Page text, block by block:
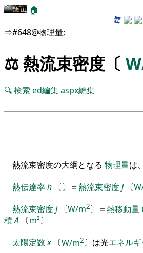
🏠
⇒#648@物理量;
⚖️ 熱流束密度〔
🔍検索 ed編集aspx編集
熱流束密度の大綱となる 物理量は、
熱伝達率h 〔〕 ＝熱流束密度J〔
熱流束密度J〔W/m2〕 ＝熱移動量
積A 〔m²〕
太陽定数x 〔W/m2〕 は光エネル